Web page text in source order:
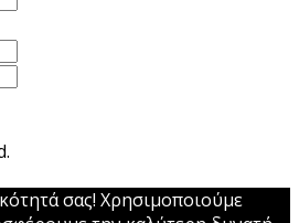
σας! Χρησιμοποιούμε